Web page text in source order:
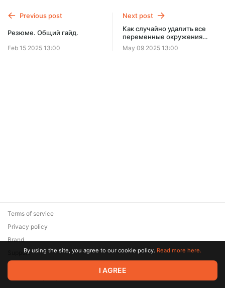
Previous post
Резюме. Общий гайд.
Feb 15 2025 13:00
Next post
Как случайно удалить все
переменные окружения
через Ansible
May 09 2025 13:00
© 2026 Zaya Solutions Limited. All rights reserved. All trademarks
are the property of their respective owners.
Terms of service
Privacy policy
Brand
SupportBy using the site, you agree to our cookie policy. Read more here.
I AGREE